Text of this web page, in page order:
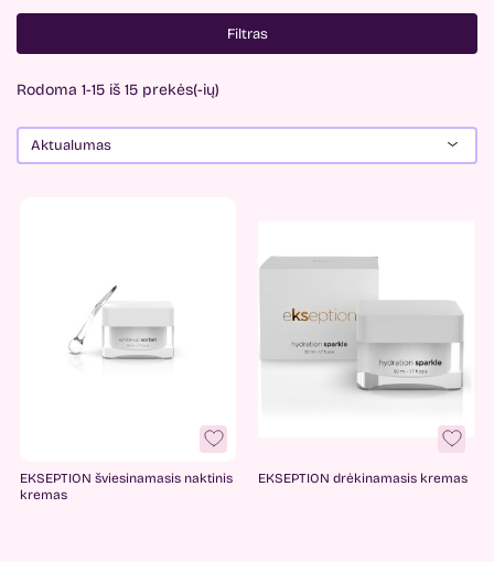
Filtras
Gamintojai
Fusion 3
Rodoma 1-15 iš 15 prekės(-ių)
Aktualumas
EKSEPTION šviesinamasis naktinis
kremas
EKSEPTION drėkinamasis kremas